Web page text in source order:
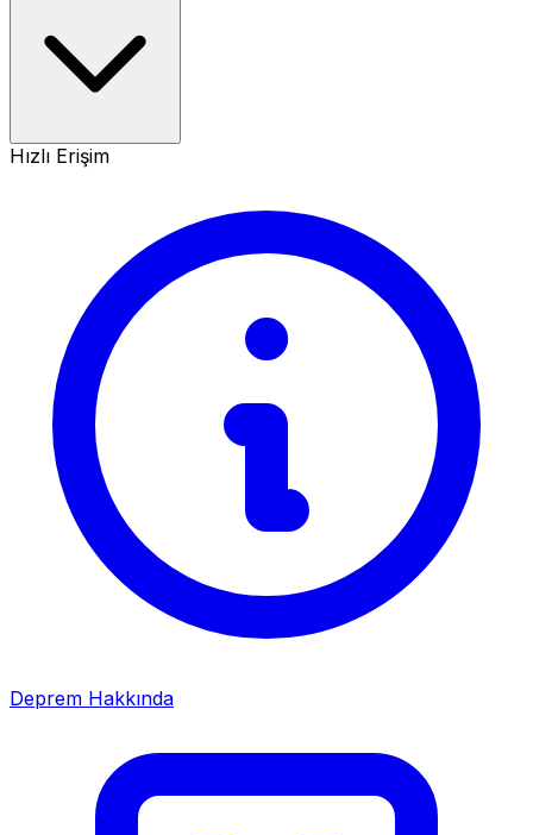
Hızlı Erişim
Deprem Hakkında